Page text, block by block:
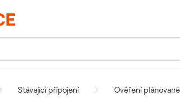
Stávající připojení Ověření